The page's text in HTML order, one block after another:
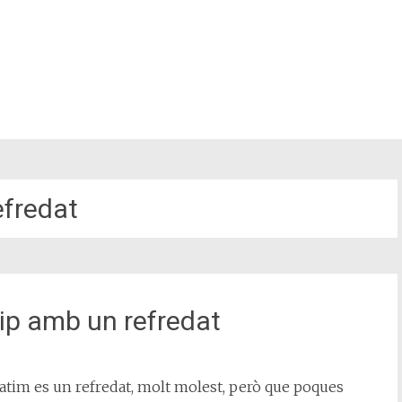
amb un refredat
es un refredat, molt molest, però que poques